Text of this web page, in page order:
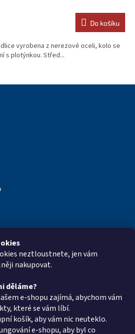
neztloustnete, jen vám
nakupovat.
děláme?
e-shopu zajímá, abychom vám
které se vám líbí.
košík, aby vám nic neuteklo.
e-shopu, aby byl co
Do košíku
vyrobena z nerezové oceli, kolo se
s plotýnkou. Střed...